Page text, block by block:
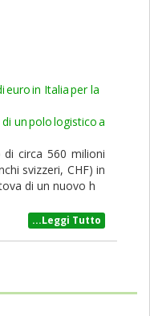
euro in Italia per la
un polo logistico a
di circa 560 milioni
svizzeri, CHF) in
di un nuovo h
...Leggi Tutto